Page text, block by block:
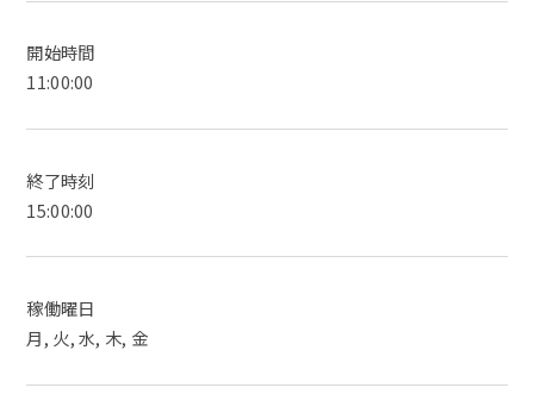
開始時間
11:00:00
終了時刻
15:00:00
稼働曜日
月, 火, 水, 木, 金